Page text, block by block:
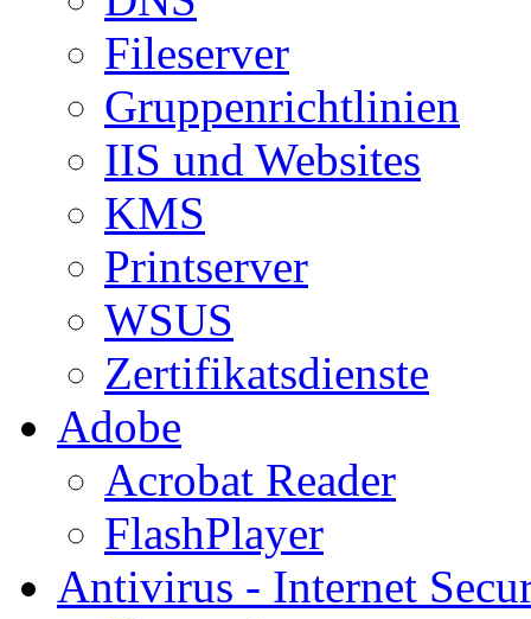
Fileserver
Gruppenrichtlinien
IIS und Websites
KMS
Printserver
WSUS
Zertifikatsdienste
Adobe
Acrobat Reader
FlashPlayer
Antivirus - Internet